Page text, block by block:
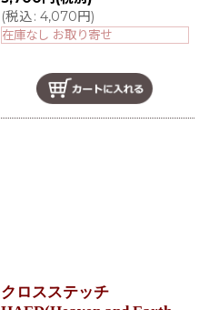
(税込: 4,070円)
在庫なし お取り寄せ
クロスステッチ